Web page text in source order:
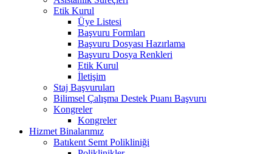
Etik Kurul
Üye Listesi
Başvuru Formları
Başvuru Dosyası Hazırlama
Başvuru Dosya Renkleri
Etik Kurul
İletişim
Staj Başvuruları
Bilimsel Çalışma Destek Puanı Başvuru
Kongreler
Kongreler
Hizmet Binalarımız
Batıkent Semt Polikliniği